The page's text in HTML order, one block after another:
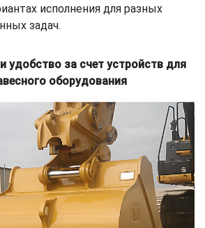
исполнения для разных
задач.
удобство за счет устройств для
оборудования